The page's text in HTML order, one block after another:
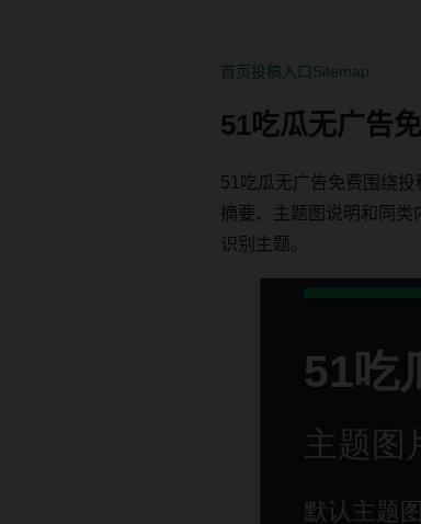
首页投稿入口Sitemap
51吃瓜无广告
51吃瓜无广告免费围绕
摘要、主题图说明和同
识别主题。